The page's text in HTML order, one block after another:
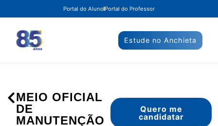
Portal do Aluno Portal do Professor
Estude no Anchieta
MEIO OFICIAL
DE
MANUTENÇÃO
Quero me
candidatar